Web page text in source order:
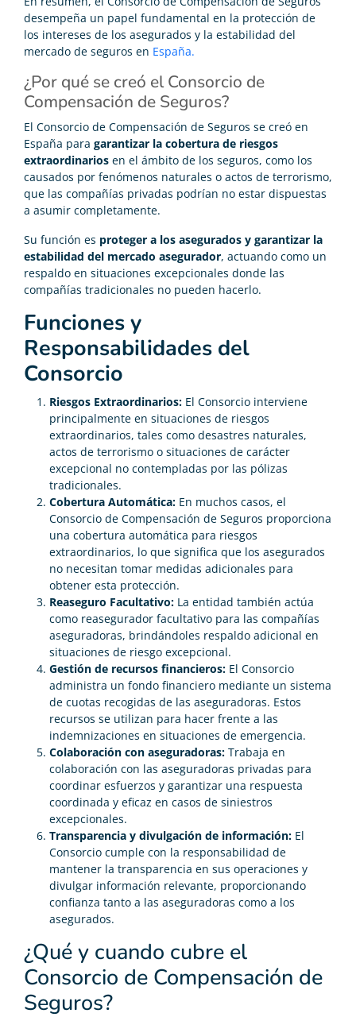
desempeña un papel fundamental en la protección de
los intereses de los asegurados y la estabilidad del
mercado de seguros en España.
¿Por qué se creó el Consorcio de
Compensación de Seguros?
El Consorcio de Compensación de Seguros se creó en
España para garantizar la cobertura de riesgos
extraordinarios en el ámbito de los seguros, como los
causados por fenómenos naturales o actos de terrorismo,
que las compañías privadas podrían no estar dispuestas
a asumir completamente.
Su función es proteger a los asegurados y garantizar la
estabilidad del mercado asegurador, actuando como un
respaldo en situaciones excepcionales donde las
compañías tradicionales no pueden hacerlo.
Funciones y
Responsabilidades del
Consorcio
Riesgos Extraordinarios: El Consorcio interviene
principalmente en situaciones de riesgos
extraordinarios, tales como desastres naturales,
actos de terrorismo o situaciones de carácter
excepcional no contempladas por las pólizas
tradicionales.
Cobertura Automática: En muchos casos, el
Consorcio de Compensación de Seguros proporciona
una cobertura automática para riesgos
extraordinarios, lo que significa que los asegurados
no necesitan tomar medidas adicionales para
obtener esta protección.
Reaseguro Facultativo: La entidad también actúa
como reasegurador facultativo para las compañías
aseguradoras, brindándoles respaldo adicional en
situaciones de riesgo excepcional.
Gestión de recursos financieros: El Consorcio
administra un fondo financiero mediante un sistema
de cuotas recogidas de las aseguradoras. Estos
recursos se utilizan para hacer frente a las
indemnizaciones en situaciones de emergencia.
Colaboración con aseguradoras: Trabaja en
colaboración con las aseguradoras privadas para
coordinar esfuerzos y garantizar una respuesta
coordinada y eficaz en casos de siniestros
excepcionales.
Transparencia y divulgación de información: El
Consorcio cumple con la responsabilidad de
mantener la transparencia en sus operaciones y
divulgar información relevante, proporcionando
confianza tanto a las aseguradoras como a los
asegurados.
¿Qué y cuando cubre el
Consorcio de Compensación de
Seguros?